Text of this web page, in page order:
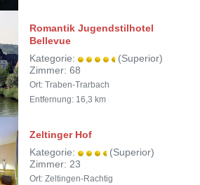
Romantik Jugendstilhotel
Bellevue
Kategorie:
(Superior)
Zimmer: 68
Ort: Traben-Trarbach
Entfernung: 16,3 km
Zeltinger Hof
Kategorie:
(Superior)
Zimmer: 23
Ort: Zeltingen-Rachtig